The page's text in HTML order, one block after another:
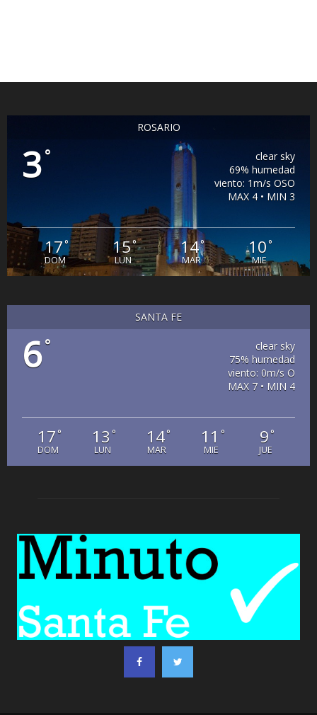
ROSARIO
3°
clear sky
69% humedad
viento: 1m/s OSO
MAX 4 • MIN 3
17°
DOM
15°
LUN
14°
MAR
10°
MIE
SANTA FE
6°
clear sky
75% humedad
viento: 0m/s O
MAX 7 • MIN 4
17°
DOM
13 °
LUN
14°
MAR
11 °
MIE
9°
JUE